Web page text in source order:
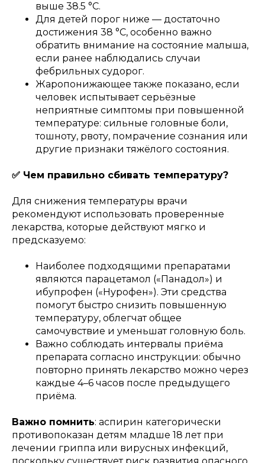
выше 38.5 °C.
Для детей порог ниже — достаточно
достижения 38 °C, особенно важно
обратить внимание на состояние малыша,
если ранее наблюдались случаи
фебрильных судорог.
Жаропонижающее также показано, если
человек испытывает серьёзные
неприятные симптомы при повышенной
температуре: сильные головные боли,
тошноту, рвоту, помрачение сознания или
другие признаки тяжёлого состояния.
✅ Чем правильно сбивать температуру?
Для снижения температуры врачи
рекомендуют использовать проверенные
лекарства, которые действуют мягко и
предсказуемо:
Наиболее подходящими препаратами
являются парацетамол («Панадол») и
ибупрофен («Нурофен»). Эти средства
помогут быстро снизить повышенную
температуру, облегчат общее
самочувствие и уменьшат головную боль.
Важно соблюдать интервалы приёма
препарата согласно инструкции: обычно
повторно принять лекарство можно через
каждые 4–6 часов после предыдущего
приёма.
Важно помнить: аспирин категорически
противопоказан детям младше 18 лет при
лечении гриппа или вирусных инфекций,